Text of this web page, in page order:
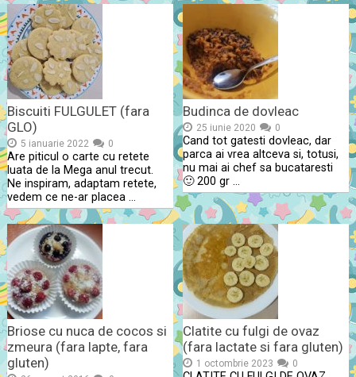
Biscuiti FULGULET (fara
GLO)
5 ianuarie 2022 0
Are piticul o carte cu retete
luata de la Mega anul trecut.
Ne inspiram, adaptam retete,
vedem ce ne-ar placea …
Budinca de dovleac
25 iunie 2020 0
Cand tot gatesti dovleac, dar
parca ai vrea altceva si, totusi,
nu mai ai chef sa bucataresti
🙂 200 gr …
Briose cu nuca de cocos si
zmeura (fara lapte, fara
gluten)
Clatite cu fulgi de ovaz
(fara lactate si fara gluten)
1 octombrie 2023 0